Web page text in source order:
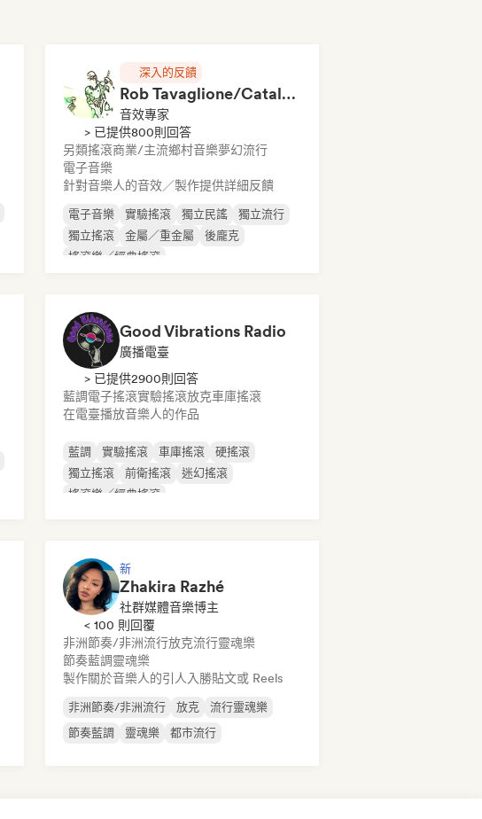
深入的反饋
Rob Tavaglione/Catalyst Recording
音效專家
> 已提供800則回答
另類搖滾商業/主流鄉村音樂夢幻流行
電子音樂
針對音樂人的音效／製作提供詳細反饋
電子音樂 實驗搖滾 獨立民謠
獨立流行
獨立搖滾
金屬／重金屬
後龐克
搖滾樂／經典搖滾
Good Vibrations Radio
廣播電臺
> 已提供2900則回答
藍調電子搖滾實驗搖滾放克車庫搖滾
在電臺播放音樂人的作品
藍調 實驗搖滾 車庫搖滾
硬搖滾
獨立搖滾
前衛搖滾
迷幻搖滾
搖滾樂／經典搖滾
新
Zhakira Razhé
社群媒體音樂博主
< 100 則回覆
非洲節奏/非洲流行放克流行靈魂樂
節奏藍調靈魂樂
製作關於音樂人的引人入勝貼文或 Reels
非洲節奏/非洲流行 放克
流行靈魂樂
節奏藍調
靈魂樂 都市流行